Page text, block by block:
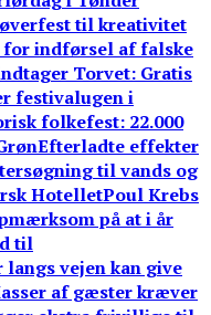
til kreativitet
indførsel af falske
Torvet: Gratis
festivalugen i
folkefest: 22.000
Efterladte effekter
til vands og
HotelletPoul Krebs
på at i år
til
vejen kan give
af gæster kræver